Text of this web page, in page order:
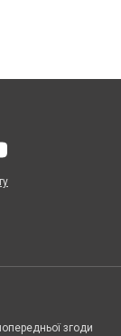
згоди